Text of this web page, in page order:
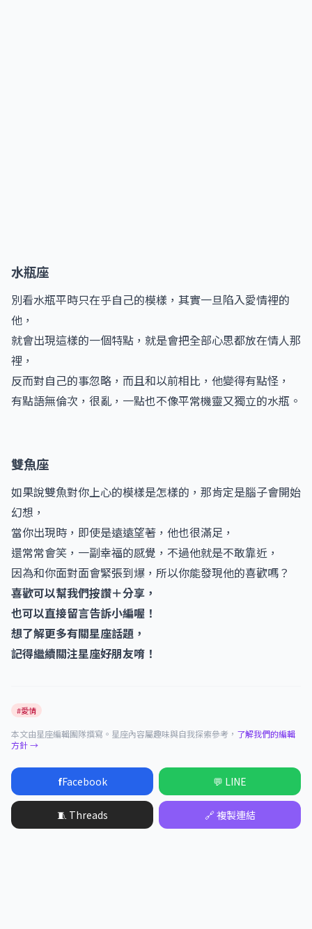
水瓶座
別看水瓶平時只在乎自己的模樣，其實一旦陷入愛情裡的
他，
就會出現這樣的一個特點，就是會把全部心思都放在情人那
裡，
反而對自己的事忽略，而且和以前相比，他變得有點怪，
有點語無倫次，很亂，一點也不像平常機靈又獨立的水瓶。
雙魚座
如果說雙魚對你上心的模樣是怎樣的，那肯定是腦子會開始
幻想，
當你出現時，即使是遠遠望著，他也很滿足，
還常常會笑，一副幸福的感覺，不過他就是不敢靠近，
因為和你面對面會緊張到爆，所以你能發現他的喜歡嗎？
喜歡可以幫我們按讚＋分享，
也可以直接留言告訴小編喔！
想了解更多有關星座話題，
記得繼續關注星座好朋友唷！
#愛情
本文由星座編輯團隊撰寫。星座內容屬趣味與自我探索參考， 了解我們的編輯
方針 →
fFacebook 💬 LINE
🧵 Threads 🔗 複製連結